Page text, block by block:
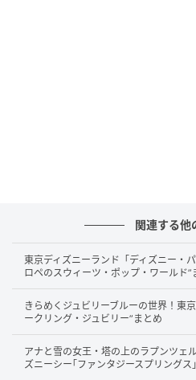
社長が出演するTikTok LIVE
す。
LIVE配信はF&W公式TikTok
ウントの2チャンネルで実施
破記念セット販売・LIVE限定
者参加型プレゼント企画など
関連する他
東京ディズニーランド「ディズニー・
ロペのスウィーツ・ポップ・ワールド”
きらめくジュビリーブルーの世界！東
ークリング・ジュビリー”まとめ
アナと雪の女王・塔の上のラプンツェ
ズニーシー｢ファンタジースプリングス